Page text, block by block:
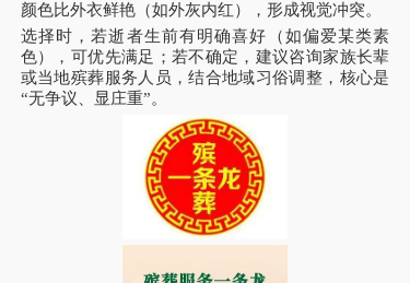
颜色比外衣鲜艳（如外灰内红），形成视觉冲突。
选择时，若逝者生前有明确喜好（如偏爱某类素
色），可优先满足；若不确定，建议咨询家族长辈
或当地殡葬服务人员，结合地域习俗调整，核心是
“无争议、显庄重”。